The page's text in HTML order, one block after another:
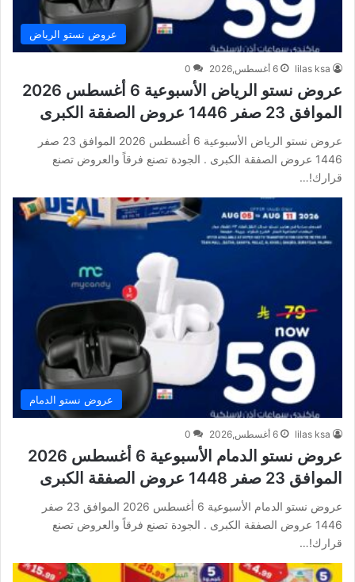
عروض نستو الرياض
lilas ksa 6 أغسطس,2026 0
عروض نستو الرياض الأسبوعية 6 أغسطس 2026
الموافق 23 صفر 1446 عروض الصفقة الكبرى
عروض نستو الرياض الأسبوعية 6 أغسطس 2026 الموافق 23 صفر
1446 عروض الصفقة الكبرى . الجودة تصنع فرقاً والعروض تصنع
قرارك!…
عروض نستو الدمام
lilas ksa 6 أغسطس,2026 0
عروض نستو الدمام الأسبوعية 6 أغسطس 2026
الموافق 23 صفر 1448 عروض الصفقة الكبرى
عروض نستو الدمام الأسبوعية 6 أغسطس 2026 الموافق 23 صفر
1446 عروض الصفقة الكبرى . الجودة تصنع فرقاً والعروض تصنع
قرارك!…